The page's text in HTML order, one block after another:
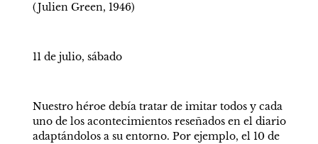
(Julien Green, 1946)
11 de julio, sábado
Nuestro héroe debía tratar de imitar todos y cada
uno de los acontecimientos reseñados en el diario
adaptándolos a su entorno. Por ejemplo, el 10 de